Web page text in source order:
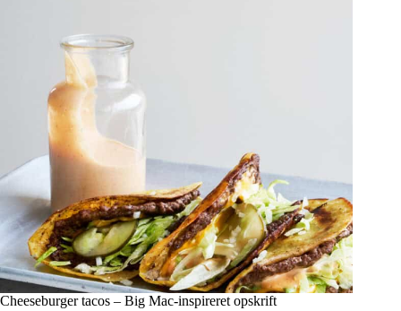
Cheeseburger tacos – Big Mac-inspireret opskrift